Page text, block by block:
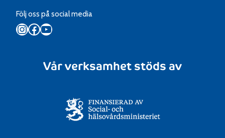
Följ oss på social media
Instagram
Facebook
YouTube
Vår verksamhet stöds av